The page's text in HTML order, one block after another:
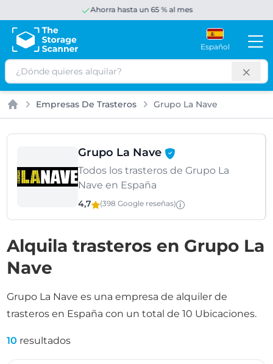
Ahorra hasta un 65 % al mes
Español
Buscar
Inicio
Empresas De Trasteros Grupo La Nave
Grupo La Nave
Todos los trasteros de Grupo La
Nave en España
4,7 (398 Google reseñas)
Alquila trasteros en Grupo La
Nave
Grupo La Nave es una empresa de alquiler de
trasteros en España con un total de 10 Ubicaciones.
10 resultados